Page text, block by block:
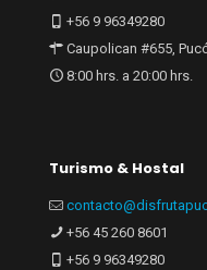
+56 9 96349280
Caupolican #655,
8:00 hrs. a 20:00 hrs.
Turismo & Hostal
+56 45 260 8601
+56 9 96349280